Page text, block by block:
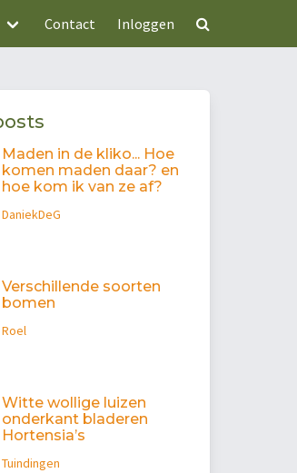
Contact Inloggen
Maden in de kliko... Hoe
komen maden daar? en
hoe kom ik van ze af?
DaniekDeG
Verschillende soorten
bomen
Roel
Witte wollige luizen
onderkant bladeren
Hortensia’s
Tuindingen